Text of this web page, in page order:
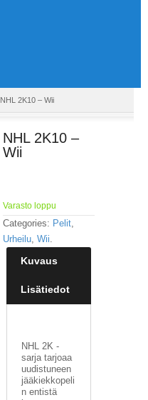
NHL 2K10 – Wii
NHL 2K10 –
Wii
Varasto loppu
Categories: Pelit,
Urheilu, Wii.
Kuvaus
Lisätiedot
NHL 2K -
sarja tarjoaa
uudistuneen
jääkiekkopeli
n entistä